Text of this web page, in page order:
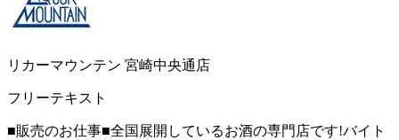
リカーマウンテン 宮崎中央通店
フリーテキスト
■販売のお仕事■全国展開しているお酒の専門店です!バイト